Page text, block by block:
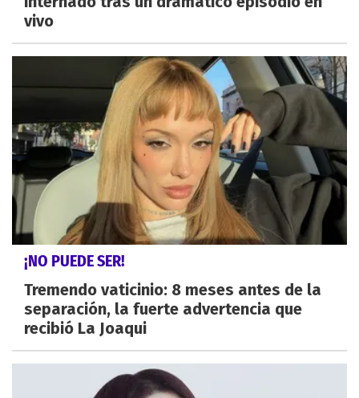
vivo
¡NO PUEDE SER!
Tremendo vaticinio: 8 meses antes de la
separación, la fuerte advertencia que
recibió La Joaqui